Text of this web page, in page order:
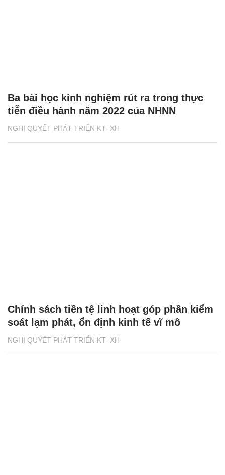
NGHỊ QUYẾT PHÁT TRIỂN KT- XH
Ba bài học kinh nghiệm rút ra trong thực
tiễn điều hành năm 2022 của NHNN
NGHỊ QUYẾT PHÁT TRIỂN KT- XH
Chính sách tiền tệ linh hoạt góp phần kiểm
soát lạm phát, ổn định kinh tế vĩ mô